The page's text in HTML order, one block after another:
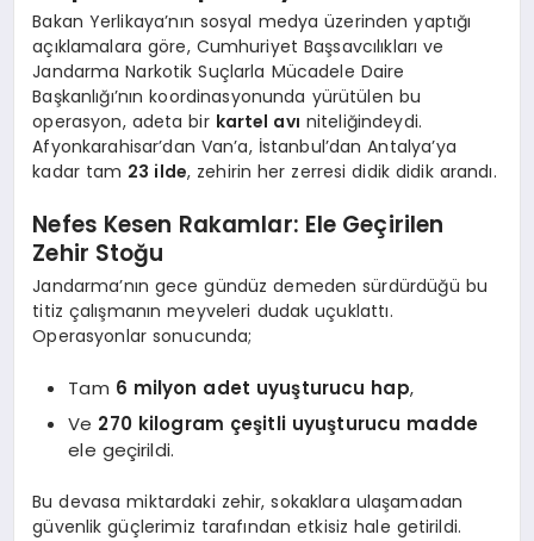
Bakan Yerlikaya’nın sosyal medya üzerinden yaptığı
açıklamalara göre, Cumhuriyet Başsavcılıkları ve
Jandarma Narkotik Suçlarla Mücadele Daire
Başkanlığı’nın koordinasyonunda yürütülen bu
operasyon, adeta bir kartel avı niteliğindeydi.
Afyonkarahisar’dan Van’a, İstanbul’dan Antalya’ya
kadar tam 23 ilde, zehirin her zerresi didik didik arandı.
Nefes Kesen Rakamlar: Ele Geçirilen
Zehir Stoğu
Jandarma’nın gece gündüz demeden sürdürdüğü bu
titiz çalışmanın meyveleri dudak uçuklattı.
Operasyonlar sonucunda;
Tam 6 milyon adet uyuşturucu hap,
Ve 270 kilogram çeşitli uyuşturucu madde
ele geçirildi.
Bu devasa miktardaki zehir, sokaklara ulaşamadan
güvenlik güçlerimiz tarafından etkisiz hale getirildi.